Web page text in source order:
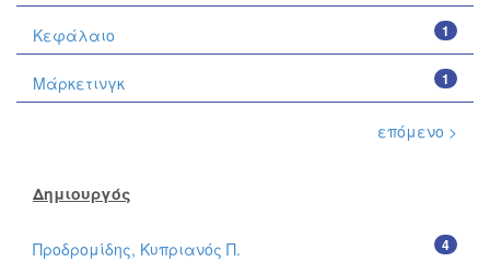
1
Κεφάλαιο
1
Μάρκετινγκ
επόμενο >
Δημιουργός
4
Προδρομίδης, Κυπριανός Π.